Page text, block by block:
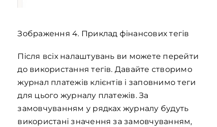
Зображення 4. Приклад фінансових тегів
Після всіх налаштувань ви можете перейти
до використання тегів. Давайте створимо
журнал платежів клієнтів і заповнимо теги
для цього журналу платежів. За
замовчуванням у рядках журналу будуть
використані значення за замовчуванням,